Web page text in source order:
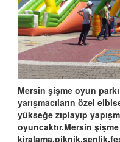
Mersin şişme oyun
yarışmacıların özel
yükseğe zıplayıp
oyuncaktır.Mersin